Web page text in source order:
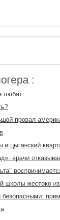
:
любят
провал
и цыганский
врачи
школы жестоко
безопасными: